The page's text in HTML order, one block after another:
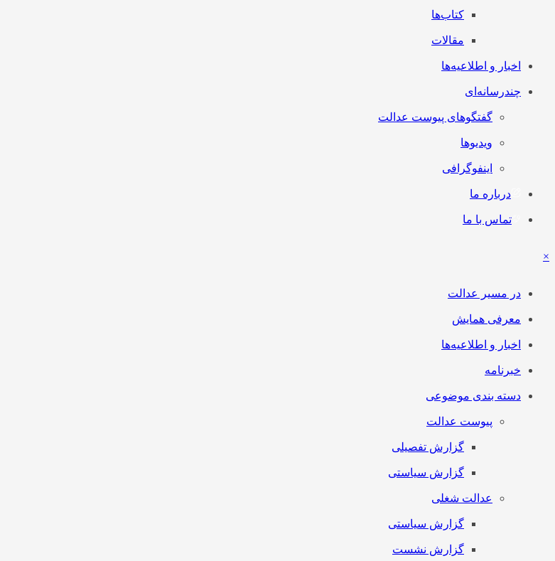
کتاب‌ها
مقالات
اخبار و اطلاعیه‌ها
چندرسانه‌ای
گفتگوهای پیوست عدالت
ویدیوها
اینفوگرافی
درباره ما
تماس با ما
×
در مسیر عدالت
معرفی همایش
اخبار و اطلاعیه‌ها
خبرنامه
دسته بندی موضوعی
پیوست عدالت
گزارش تفصیلی
گزارش سیاستی
عدالت شغلی
گزارش سیاستی
گزارش نشست